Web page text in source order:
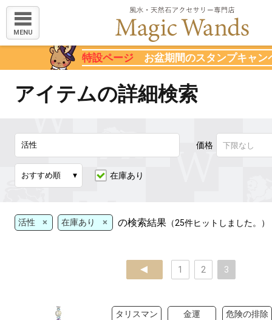
MENU
特設ページ お盆期間のスタンプキャン
アイテムの詳細検索
価格
在庫あり
活性 × 在庫あり × の検索結果 （25件ヒットしました。）
prev 1 2 3
タリスマン 金運 危険の排除